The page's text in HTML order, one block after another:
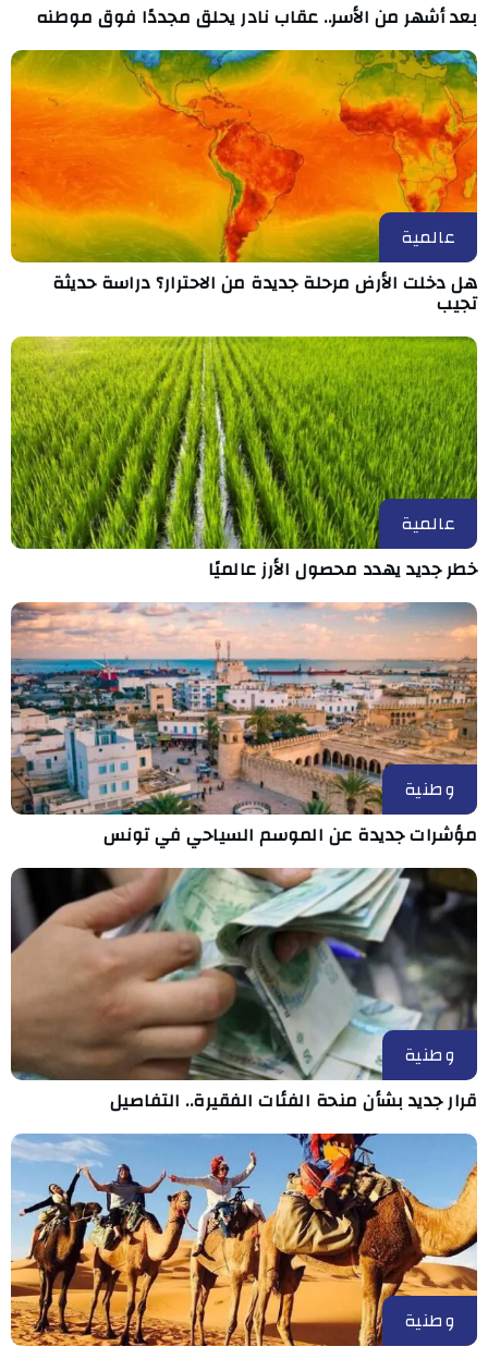
بعد أشهر من الأسر.. عقاب نادر يحلق مجددًا فوق موطنه
عالمية
هل دخلت الأرض مرحلة جديدة من الاحترار؟ دراسة حديثة
تجيب
عالمية
خطر جديد يهدد محصول الأرز عالميًا
وطنية
مؤشرات جديدة عن الموسم السياحي في تونس
وطنية
قرار جديد بشأن منحة الفئات الفقيرة.. التفاصيل
وطنية